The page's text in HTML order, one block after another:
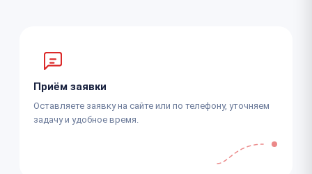
Приём заявки
Оставляете заявку на сайте или по телефону, уточняем
задачу и удобное время.